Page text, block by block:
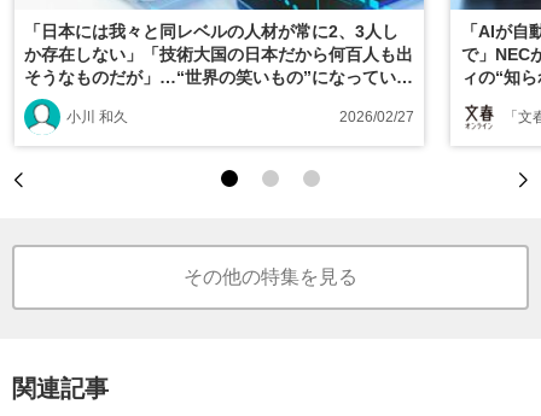
「日本には我々と同レベルの人材が常に2、3人し
か存在しない」「技術大国の日本だから何百人も出
そうなものだが」…“世界の笑いもの”になっている
日本のサイバーセキュリティの“惨状”とは
小川 和久 2026/02/27
「AIが自
で」NEC
ィの“知
「
その他の特集を見る
関連記事